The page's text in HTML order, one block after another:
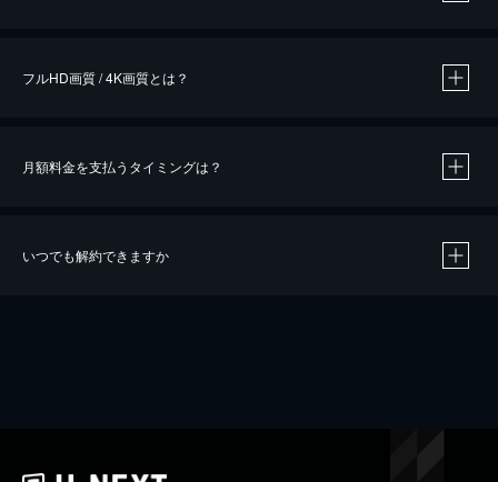
※40％ポイント還元の対象は、クレジットカード決済による作品の購入 / レンタルです。
iOSアプリのUコイン決済による作品の購入 / レンタルは、20％のポイント還元です。
フルHD画質 / 4K画質とは？
月額料金を支払うタイミングは？
いつでも解約できますか